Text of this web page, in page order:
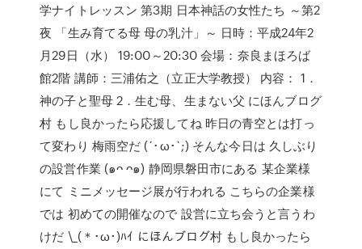
学ナイトレッスン 第3期 日本神話の女性たち ～第2
夜 「生み育てる母 母の乳汁」～ 日時：平成24年2
月29日（水） 19:00～20:30 会場：奈良まほろば
館2階 講師：三浦佑之（立正大学教授） 内容： 1．
神の子と聖母 2．生む母、生まない父 にほんブログ
村 もし良かったら応援してね 昨日の青空とは打っ
て変わり 梅雨空だ (´･ω･`;) そんな今日は 久しぶり
の設営作業 (๑ᴖ ᴖ๑) 静岡県磐田市にある 某企業様
にて ミニメッセージ展が行われる こちらの企業様
では 初めての開催なので 設営に立ち会うと言うわ
けだ \_(＊･ω･)ﾊｲ にほんブログ村 もし良かったら